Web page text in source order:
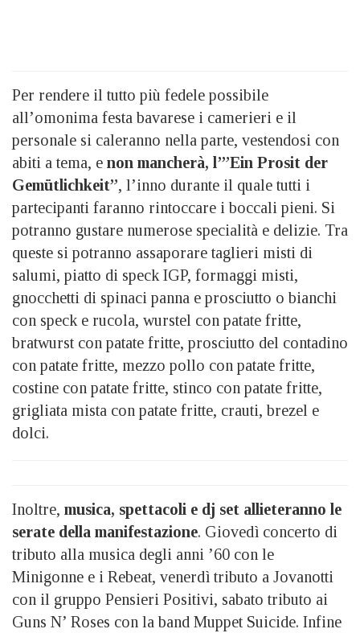
Per rendere il tutto più fedele possibile
all’omonima festa bavarese i camerieri e il
personale si caleranno nella parte, vestendosi con
abiti a tema, e non mancherà, l’”Ein Prosit der
Gemütlichkeit”, l’inno durante il quale tutti i
partecipanti faranno rintoccare i boccali pieni. Si
potranno gustare numerose specialità e delizie. Tra
queste si potranno assaporare taglieri misti di
salumi, piatto di speck IGP, formaggi misti,
gnocchetti di spinaci panna e prosciutto o bianchi
con speck e rucola, wurstel con patate fritte,
bratwurst con patate fritte, prosciutto del contadino
con patate fritte, mezzo pollo con patate fritte,
costine con patate fritte, stinco con patate fritte,
grigliata mista con patate fritte, crauti, brezel e
dolci.
Inoltre, musica, spettacoli e dj set allieteranno le
serate della manifestazione. Giovedì concerto di
tributo alla musica degli anni ’60 con le
Minigonne e i Rebeat, venerdì tributo a Jovanotti
con il gruppo Pensieri Positivi, sabato tributo ai
Guns N’ Roses con la band Muppet Suicide. Infine